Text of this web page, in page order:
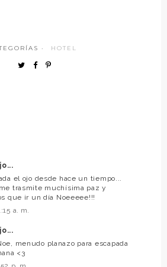
· HOTEL
el ojo desde hace un tiempo...
trasmite muchísima paz y
que ir un día Noeeeee!!!
a. m.
menudo planazo para escapada
<3